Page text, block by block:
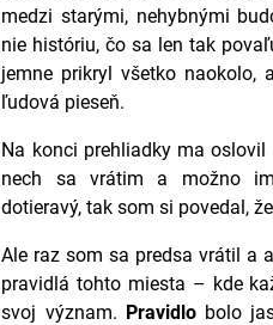
medzi starými, nehybnými
nie históriu, čo sa len tak
jemne prikryl všetko
ľudová pieseň.
Na konci prehliadky ma
nech sa vrátim a možno
dotieravý, tak som si povedal,
Ale raz som sa predsa vrátil a
pravidlá tohto miesta – kde
svoj význam. Pravidlobolo